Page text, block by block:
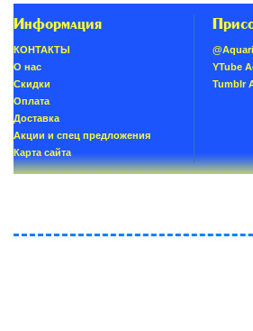
Информация
КОНТАКТЫ
О нас
Скидки
Oплатa
Доставка
Акции и спец предложения
Карта сайта
YTube
Tumblr